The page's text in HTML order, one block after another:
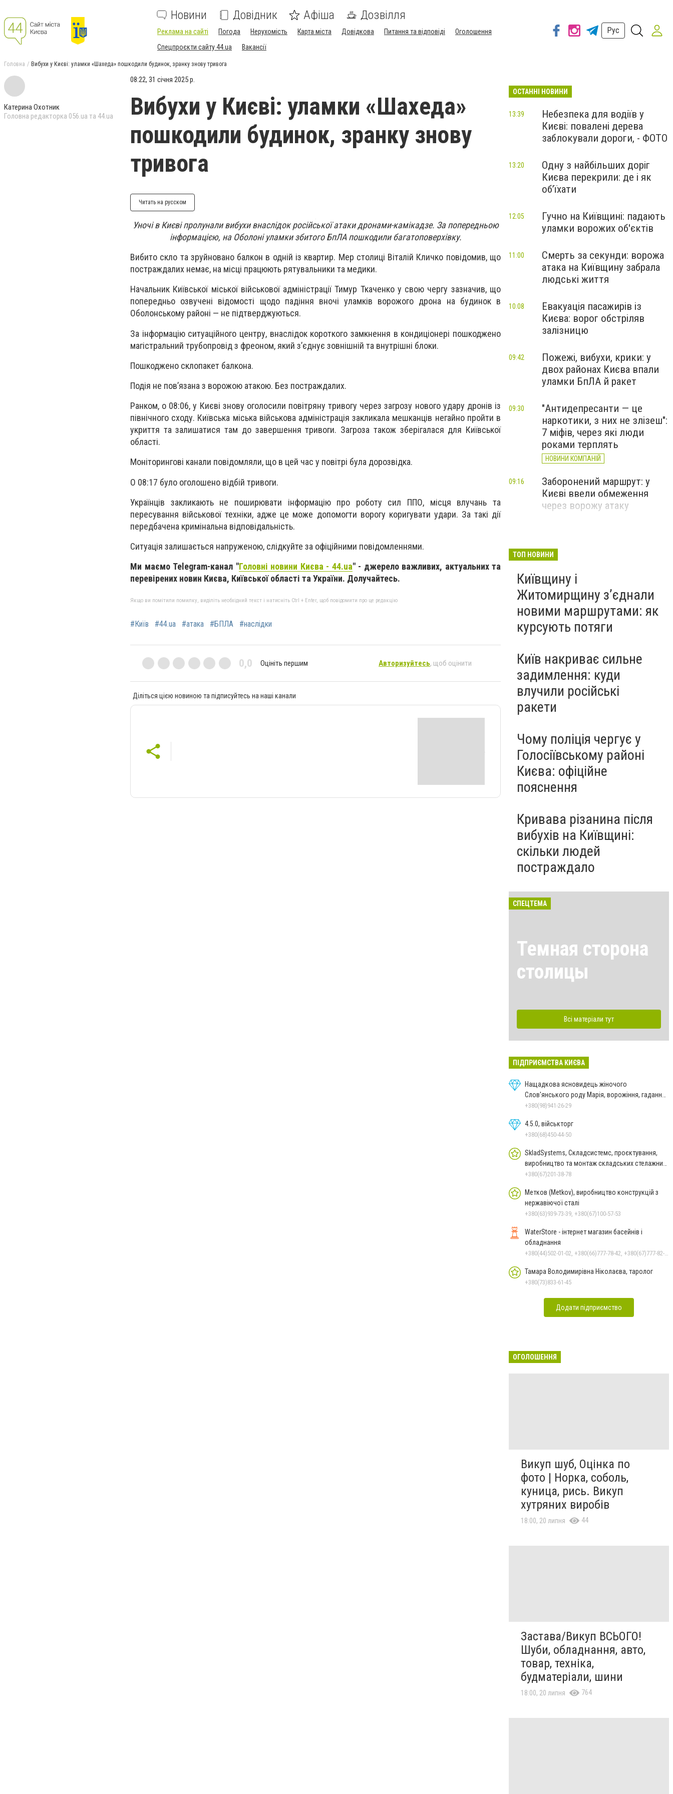
Новини Довідник Афіша Дозвілля
Реклама на сайті Погода Нерухомість Карта міста Довідкова Питання та відповіді
Оголошення
Спецпроєкти сайту 44.ua
Вакансії
Рус
Головна Вибухи у Києві: уламки «Шахеда» пошкодили будинок, зранку знову тривога
Катерина Охотник
Головна редакторка 056.ua та 44.ua
08:22, 31 січня 2025 р.
Вибухи у Києві: уламки «Шахеда»
пошкодили будинок, зранку знову
тривога
Читать на русском
Уночі в Києві пролунали вибухи внаслідок російської атаки дронами-камікадзе. За попередньою
інформацією, на Оболоні уламки збитого БпЛА пошкодили багатоповерхівку.
Вибито скло та зруйновано балкон в одній із квартир. Мер столиці Віталій Кличко повідомив, що
постраждалих немає, на місці працюють рятувальники та медики.
Начальник Київської міської військової адміністрації Тимур Ткаченко у свою чергу зазначив, що
попередньо озвучені відомості щодо падіння вночі уламків ворожого дрона на будинок в
Оболонському районі — не підтверджуються.
За інформацію ситуаційного центру, внаслідок короткого замкнення в кондиціонері пошкоджено
магістральний трубопровід з фреоном, який з’єднує зовнішній та внутрішні блоки.
Пошкоджено склопакет балкона.
Подія не повʼязана з ворожою атакою. Без постраждалих.
Ранком, о 08:06, у Києві знову оголосили повітряну тривогу через загрозу нового удару дронів із
північного сходу. Київська міська військова адміністрація закликала мешканців негайно пройти в
укриття та залишатися там до завершення тривоги. Загроза також зберігалася для Київської
області.
Моніторингові канали повідомляли, що в цей час у повітрі була дорозвідка.
О 08:17 було оголошено відбій тривоги.
Українців закликають не поширювати інформацію про роботу сил ППО, місця влучань та
пересування військової техніки, адже це може допомогти ворогу коригувати удари. За такі дії
передбачена кримінальна відповідальність.
Ситуація залишається напруженою, слідкуйте за офіційними повідомленнями.
Ми маємо Telegram-канал "Головні новини Києва - 44.ua" - джерело важливих, актуальних та
перевірених новин Києва, Київської області та України. Долучайтесь.
Якщо ви помітили помилку, виділіть необхідний текст і натисніть Ctrl + Enter, щоб повідомити про це редакцію
#Київ #44.ua #атака #БПЛА #наслідки
0,0 Оцініть першим Авторизуйтесь, щоб оцінити
Діліться цією новиною та підписуйтесь на наші канали
ОСТАННІ НОВИНИ
Небезпека для водіїв у
Києві: повалені дерева
заблокували дороги, - ФОТО
13:39
Одну з найбільших доріг
Києва перекрили: де і як
об’їхати
13:20
Гучно на Київщині: падають
уламки ворожих об'єктів
12:05
Смерть за секунди: ворожа
атака на Київщину забрала
людські життя
11:00
Евакуація пасажирів із
Києва: ворог обстріляв
залізницю
10:08
Пожежі, вибухи, крики: у
двох районах Києва впали
уламки БпЛА й ракет
09:42
"Антидепресанти — це
наркотики, з них не злізеш":
7 міфів, через які люди
роками терплять
НОВИНИ КОМПАНІЙ
09:30
Заборонений маршрут: у
Києві ввели обмеження
через ворожу атаку
09:16
ТОП НОВИНИ
Київщину і
Житомирщину з’єднали
новими маршрутами: як
курсують потяги
Київ накриває сильне
задимлення: куди
влучили російські
ракети
Чому поліція чергує у
Голосіївському районі
Києва: офіційне
пояснення
Кривава різанина після
вибухів на Київщині:
скільки людей
постраждало
СПЕЦТЕМА
Темная сторона
столицы
Всі матеріали тут
ПІДПРИЄМСТВА КИЄВА
Нащадкова ясновидець жіночого
Слов'янського роду Марія, ворожіння, гадання
онлайн, ворожіння Таро
+380(98)941-26-29
4.5.0, військторг
+380(68)450-44-50
SkladSystems, Складсистемс, проєктування,
виробництво та монтаж складських стелажних
систем
+380(67)201-38-78
Метков (Metkov), виробництво конструкцій з
нержавіючої сталі
+380(63)939-73-39, +380(67)100-57-53
WaterStore - інтернет магазин басейнів і
обладнання
Тамара Володимирівна Ніколаєва, таролог
+380(73)833-61-45
Додати підприємство
ОГОЛОШЕННЯ
Викуп шуб, Оцінка по
фото | Норка, соболь,
куница, рись. Викуп
хутряних виробів
18:00, 20 липня 44
Застава/Викуп ВСЬОГО!
Шуби, обладнання, авто,
товар, техніка,
будматеріали, шини
18:00, 20 липня 764